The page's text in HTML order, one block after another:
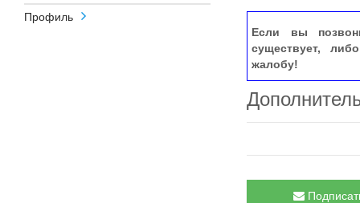
Профиль
Если вы
существует,
жалобу!